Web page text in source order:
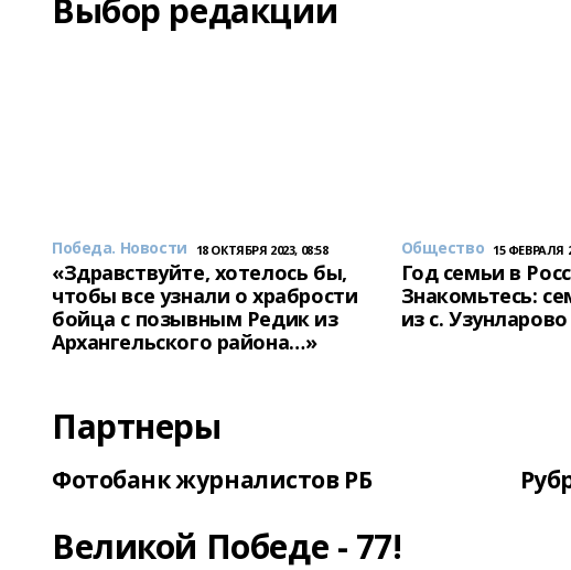
Выбор редакции
Победа. Новости 18 ОКТЯБРЯ 2023, 08:58
«Здравствуйте, хотелось бы,
чтобы все узнали о храбрости
бойца с позывным Редик из
Архангельского района…»
Общество 15 ФЕВРАЛЯ
Год семьи в
Знакомьтесь:
из с. Узунларово
Партнеры
Фотобанк журналистов РБ
Великой Победе - 77!